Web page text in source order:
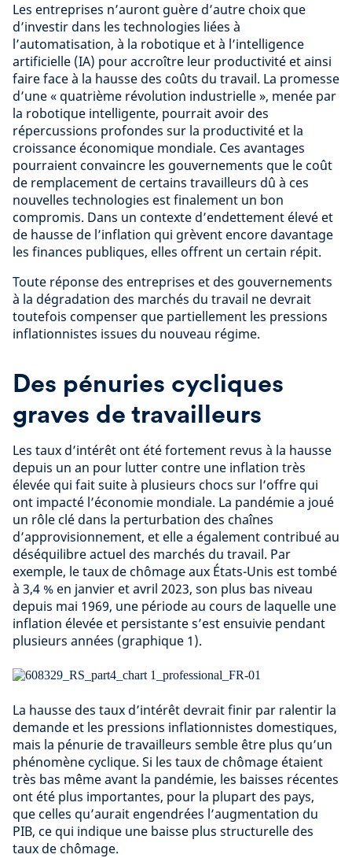
Les entreprises n’auront guère d’autre choix que
d’investir dans les technologies liées à
l’automatisation, à la robotique et à l’intelligence
artificielle (IA) pour accroître leur productivité et ainsi
faire face à la hausse des coûts du travail. La promesse
d’une « quatrième révolution industrielle », menée par
la robotique intelligente, pourrait avoir des
répercussions profondes sur la productivité et la
croissance économique mondiale. Ces avantages
pourraient convaincre les gouvernements que le coût
de remplacement de certains travailleurs dû à ces
nouvelles technologies est finalement un bon
compromis. Dans un contexte d’endettement élevé et
de hausse de l’inflation qui grèvent encore davantage
les finances publiques, elles offrent un certain répit.
Toute réponse des entreprises et des gouvernements
à la dégradation des marchés du travail ne devrait
toutefois compenser que partiellement les pressions
inflationnistes issues du nouveau régime.
Des pénuries cycliques
graves de travailleurs
Les taux d’intérêt ont été fortement revus à la hausse
depuis un an pour lutter contre une inflation très
élevée qui fait suite à plusieurs chocs sur l’offre qui
ont impacté l’économie mondiale. La pandémie a joué
un rôle clé dans la perturbation des chaînes
d’approvisionnement, et elle a également contribué au
déséquilibre actuel des marchés du travail. Par
exemple, le taux de chômage aux États-Unis est tombé
à 3,4 % en janvier et avril 2023, son plus bas niveau
depuis mai 1969, une période au cours de laquelle une
inflation élevée et persistante s’est ensuivie pendant
plusieurs années (graphique 1).
La hausse des taux d’intérêt devrait finir par ralentir la
demande et les pressions inflationnistes domestiques,
mais la pénurie de travailleurs semble être plus qu’un
phénomène cyclique. Si les taux de chômage étaient
très bas même avant la pandémie, les baisses récentes
ont été plus importantes, pour la plupart des pays,
que celles qu’aurait engendrées l’augmentation du
PIB, ce qui indique une baisse plus structurelle des
taux de chômage.